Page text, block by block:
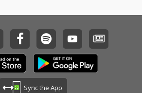
Sync the App